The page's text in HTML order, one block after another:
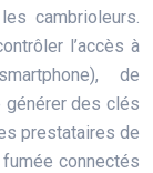
cambrioleurs.
l’accès à
de
générer des clés
prestataires de
connectés